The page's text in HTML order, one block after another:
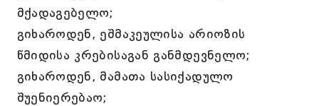
მქადაგებელო;
გიხაროდენ, ეშმაკეულისა არიოზის
წმიდისა კრებისაგან განმდევნელო;
გიხაროდენ, მამათა სასიქადულო
შუენიერებაო;